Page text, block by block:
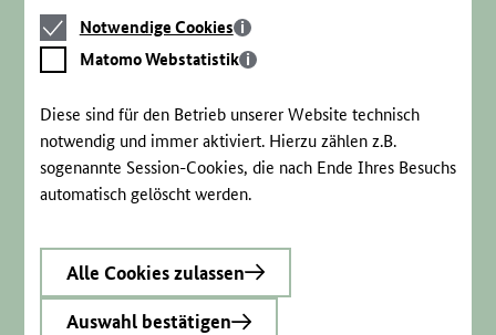
Notwendige
Cookies
Notwendige Cookies
Matomo
Webstatistik
Matomo Webstatistik
Diese sind für den Betrieb unserer Website technisch
notwendig und immer aktiviert. Hierzu zählen z.B.
sogenannte Session-Cookies, die nach Ende Ihres Besuchs
automatisch gelöscht werden.
Alle Cookies zulassen
Auswahl bestätigen